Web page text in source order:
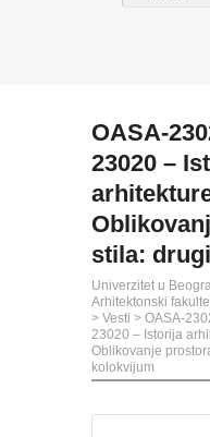
OASA-
23020 –
stila:
Univerzitet u
Arhitektonski
> Vesti > OASA-
23020 – Istorija
Oblikovanje
kolokvijum